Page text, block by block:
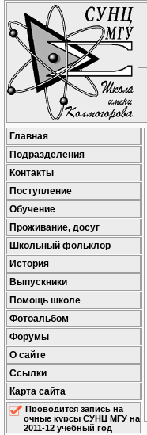
Главная
Подразделения
Контакты
Поступление
Обучение
Проживание, досуг
Школьный фольклор
История
Выпускники
Помощь школе
Фотоальбом
Форумы
О сайте
Ссылки
Карта сайта
Проводится запись на
очные курсы СУНЦ МГУ на
2011-12 учебный год